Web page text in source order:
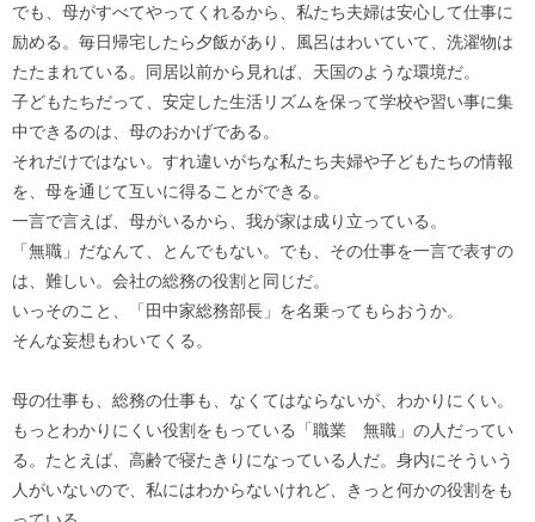
でも、母がすべてやってくれるから、私たち夫婦は安心して仕事に
励める。毎日帰宅したら夕飯があり、風呂はわいていて、洗濯物は
たたまれている。同居以前から見れば、天国のような環境だ。
子どもたちだって、安定した生活リズムを保って学校や習い事に集
中できるのは、母のおかげである。
それだけではない。すれ違いがちな私たち夫婦や子どもたちの情報
を、母を通じて互いに得ることができる。
一言で言えば、母がいるから、我が家は成り立っている。
「無職」だなんて、とんでもない。でも、その仕事を一言で表すの
は、難しい。会社の総務の役割と同じだ。
いっそのこと、「田中家総務部長」を名乗ってもらおうか。
そんな妄想もわいてくる。
母の仕事も、総務の仕事も、なくてはならないが、わかりにくい。
もっとわかりにくい役割をもっている「職業 無職」の人だってい
る。たとえば、高齢で寝たきりになっている人だ。身内にそういう
人がいないので、私にはわからないけれど、きっと何かの役割をも